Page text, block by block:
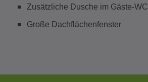
Zusätzliche Dusche im Gäste-WC
Große Dachflächenfenster